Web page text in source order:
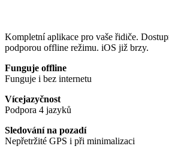
Kompletní aplikace pro vaše řidiče.
podporou offline režimu. iOS již brzy.
Funguje offline
Funguje i bez internetu
Vícejazyčnost
Podpora 4 jazyků
Sledování na pozadí
Nepřetržité GPS i při minimalizaci